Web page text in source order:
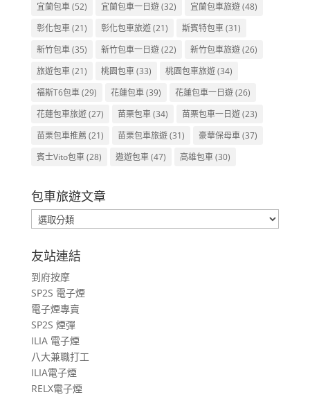
宜蘭包車(52) 宜蘭包車一日遊(32) 宜蘭包車旅遊(48)
彰化包車(21) 彰化包車旅遊(21) 斯賓特包車(31)
新竹包車(35) 新竹包車一日遊(22) 新竹包車旅遊(26)
旅遊包車(21) 桃園包車(33) 桃園包車旅遊(34)
福斯T6包車(29) 花蓮包車(39) 花蓮包車一日遊(26)
花蓮包車旅遊(27) 苗栗包車(34) 苗栗包車一日遊(23)
苗栗包車推薦(21) 苗栗包車旅遊(31) 豪華保母車(37)
賓士Vito包車(28) 遨遊包車(47) 高雄包車(30)
包車旅遊文章
包
車
旅
遊
文
章
友站連結
到府按摩
SP2S 電子煙
電子煙專賣
SP2S 煙彈
ILIA 電子煙
八大兼職打工
ILIA電子煙
RELX電子煙